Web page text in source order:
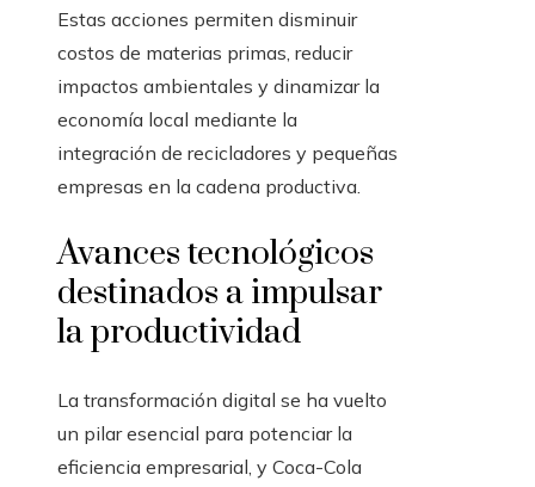
Estas acciones permiten disminuir
costos de materias primas, reducir
impactos ambientales y dinamizar la
economía local mediante la
integración de recicladores y pequeñas
empresas en la cadena productiva.
Avances tecnológicos
destinados a impulsar
la productividad
La transformación digital se ha vuelto
un pilar esencial para potenciar la
eficiencia empresarial, y Coca-Cola